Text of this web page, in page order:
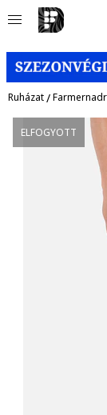
Ruházat/
ELFOGYOTT